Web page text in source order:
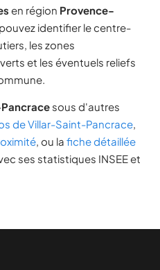
en région Provence-
identifier le centre-
les zones
et les éventuels reliefs
sous d'autres
de Villar-Saint-Pancrace,
, ou la fiche détaillée
ses statistiques INSEE et